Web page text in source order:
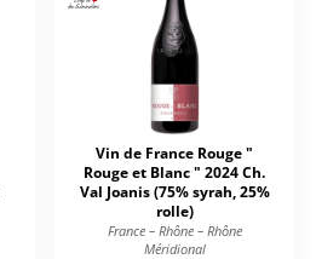
Vin de France Rouge "
Rouge et Blanc " 2024 Ch.
Val Joanis (75% syrah, 25%
rolle)
France – Rhône – Rhône
Méridional